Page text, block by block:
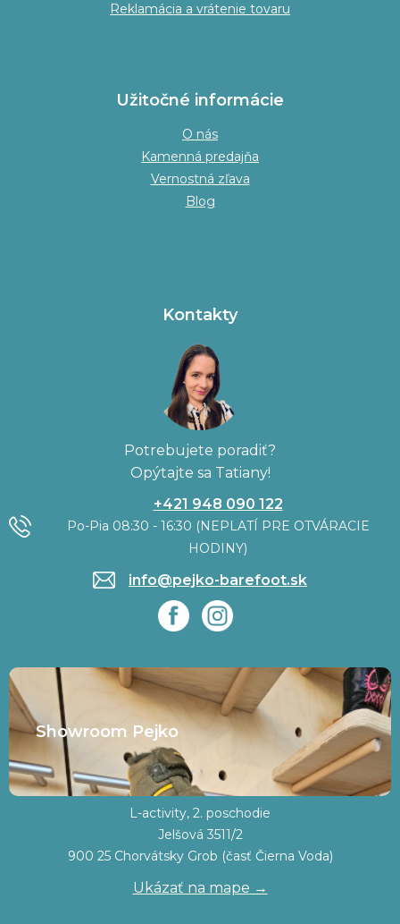
Reklamácia a vrátenie tovaru
Užitočné informácie
O nás
Kamenná predajňa
Vernostná zľava
Blog
Kontakty
Potrebujete poradiť?
Opýtajte sa Tatiany!
+421 948 090 122
Po-Pia 08:30 - 16:30 (NEPLATÍ PRE OTVÁRACIE
HODINY)
info@pejko-barefoot.sk
Showroom Pejko
L-activity, 2. poschodie
Jelšová 3511/2
900 25 Chorvátsky Grob (časť Čierna Voda)
Ukázať na mape →